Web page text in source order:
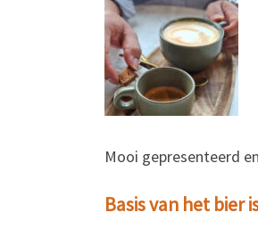
Mooi gepresenteerd
Basis van het bier